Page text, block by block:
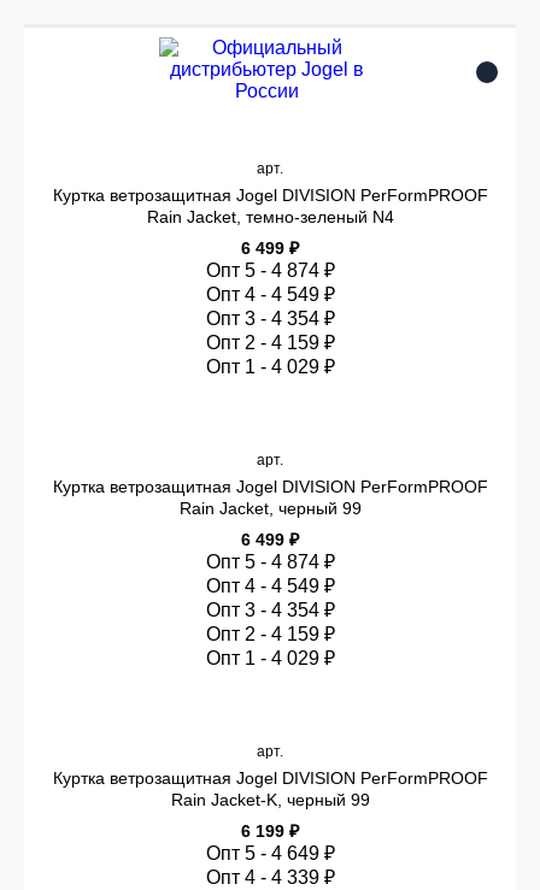
арт.
Куртка ветрозащитная Jogel DIVISION PerFormPROOF
Rain Jacket, темно-зеленый N4
6 499 ₽
Опт 5 - 4 874 ₽
Опт 4 - 4 549 ₽
Опт 3 - 4 354 ₽
Опт 2 - 4 159 ₽
Опт 1 - 4 029 ₽
арт.
Куртка ветрозащитная Jogel DIVISION PerFormPROOF
Rain Jacket, черный 99
6 499 ₽
Опт 5 - 4 874 ₽
Опт 4 - 4 549 ₽
Опт 3 - 4 354 ₽
Опт 2 - 4 159 ₽
Опт 1 - 4 029 ₽
арт.
Куртка ветрозащитная Jogel DIVISION PerFormPROOF
Rain Jacket-K, черный 99
6 199 ₽
Опт 5 - 4 649 ₽
Опт 4 - 4 339 ₽